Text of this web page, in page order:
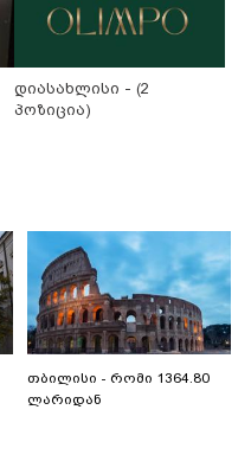
დიასახლისი - (2
პოზიცია)
თბილისი - რომი 1364.80
ლარიდან